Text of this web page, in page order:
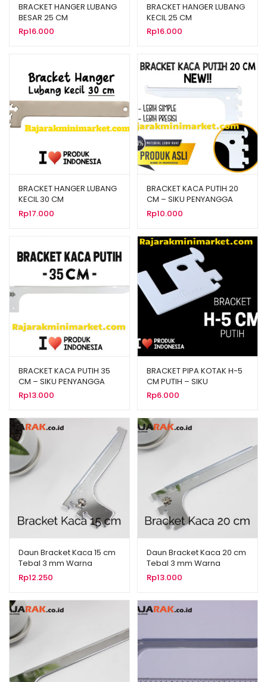
BRACKET HANGER LUBANG
BESAR 25 CM
Rp16.000
BRACKET HANGER LUBANG
KECIL 25 CM
Rp16.000
BRACKET HANGER LUBANG
KECIL 30 CM
Rp17.000
BRACKET KACA PUTIH 20
CM – SIKU PENYANGGA
RAK BRAKET
Rp10.000
BRACKET KACA PUTIH 35
CM – SIKU PENYANGGA
RAK BRAKET
Rp13.000
BRACKET PIPA KOTAK H-5
CM PUTIH – SIKU
PENYANGGA PIPA KOTAK
Rp6.000
Daun Bracket Kaca 15 cm
Tebal 3 mm Warna
Chrome
Rp12.250
Daun Bracket Kaca 20 cm
Tebal 3 mm Warna
Chrome
Rp13.000